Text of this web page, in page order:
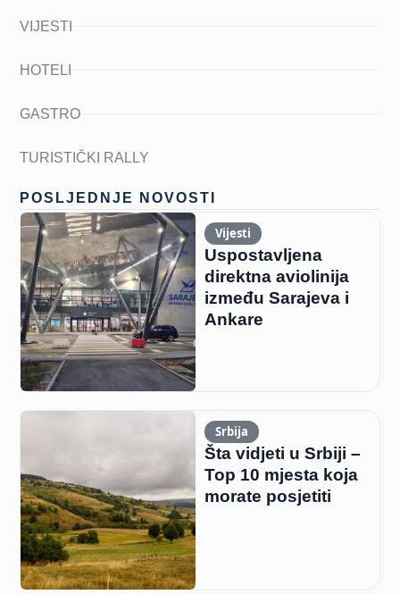
VIJESTI
HOTELI
GASTRO
TURISTIČKI RALLY
POSLJEDNJE NOVOSTI
Vijesti
Uspostavljena
direktna aviolinija
između Sarajeva i
Ankare
Srbija
Šta vidjeti u Srbiji –
Top 10 mjesta koja
morate posjetiti